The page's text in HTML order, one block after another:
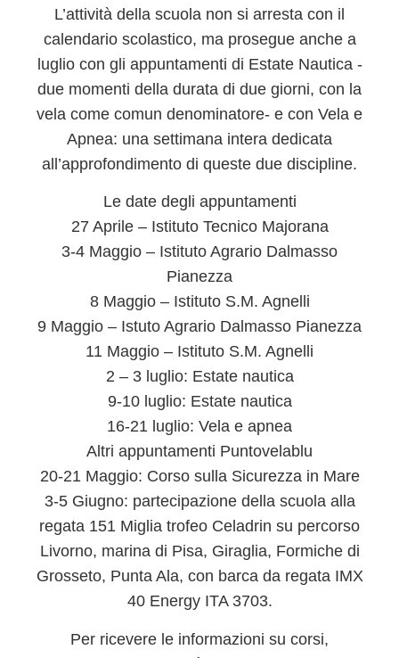
L’attività della scuola non si arresta con il
calendario scolastico, ma prosegue anche a
luglio con gli appuntamenti di Estate Nautica-
due momenti della durata di due giorni, con la
vela come comun denominatore- e con Vela e
Apnea: una settimana intera dedicata
all’approfondimento di queste due discipline.
Le date degli appuntamenti
27 Aprile – Istituto Tecnico Majorana
3-4 Maggio – Istituto Agrario Dalmasso
Pianezza
8 Maggio – Istituto S.M. Agnelli
9 Maggio – Istuto Agrario Dalmasso Pianezza
11 Maggio – Istituto S.M. Agnelli
2 – 3 luglio: Estate nautica
9-10 luglio: Estate nautica
16-21 luglio: Vela e apnea
Altri appuntamenti Puntovelablu
20-21 Maggio: Corso sulla Sicurezza in Mare
3-5 Giugno: partecipazione della scuola alla
regata 151 Miglia trofeo Celadrin su percorso
Livorno, marina di Pisa, Giraglia, Formiche di
Grosseto, Punta Ala, con barca da regata IMX
40 Energy ITA 3703.
Per ricevere le informazioni su corsi,